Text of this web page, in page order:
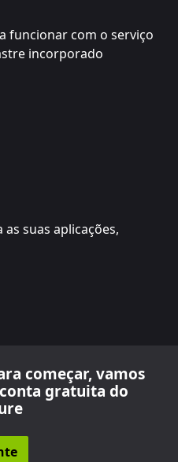
funcionar com o serviço
incorporado
suas aplicações,
começar, vamos
gratuita do